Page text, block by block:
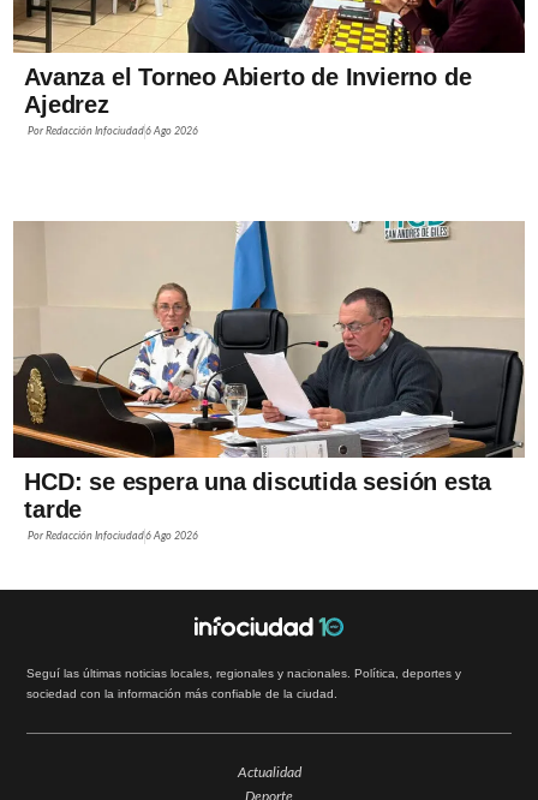
Avanza el Torneo Abierto de Invierno de
Ajedrez
PorRedacción Infociudad6 Ago 2026
HCD: se espera una discutida sesión esta
tarde
PorRedacción Infociudad6 Ago 2026
Seguí las últimas noticias locales, regionales y nacionales. Política, deportes y
sociedad con la información más confiable de la ciudad.
Actualidad
Deporte